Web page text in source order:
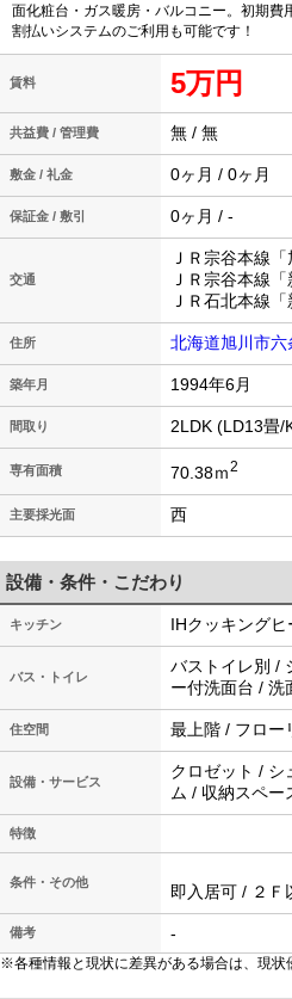
面化粧台・ガス暖房・バルコニー。初期費
割払いシステムのご利用も可能です！
賃料 5万円
共益費 / 管理費 無 / 無
敷金 / 礼金 0ヶ月 / 0ヶ月
保証金 / 敷引 0ヶ月 / -
交通
ＪＲ宗谷本線
ＪＲ宗谷本線
ＪＲ石北本線
住所 北海道旭川市六
築年月 1994年6月
間取り 2LDK (LD13畳/
専有面積 70.38ｍ2
主要採光面 西
設備・条件・こだわり
キッチン IHクッキングヒ
バス・トイレ
バストイレ別 /
ー付洗面台 / 洗
住空間 最上階 / フロー
設備・サービス
クロゼット / シ
ム / 収納スペー
特徴
条件・その他 即入居可 / ２
備考 -
※各種情報と現状に差異がある場合は、現状